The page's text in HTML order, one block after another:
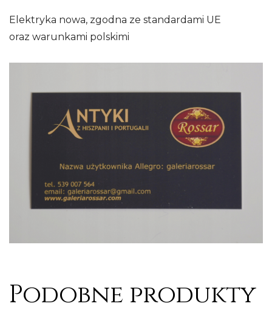
Elektryka nowa, zgodna ze standardami UE
oraz warunkami polskimi
Podobne produkty